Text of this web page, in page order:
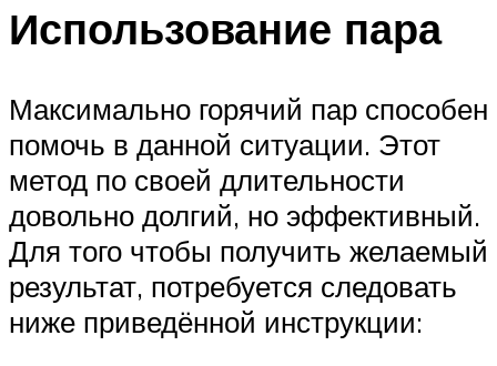
Использование пара
Максимально горячий пар способен
помочь в данной ситуации. Этот
метод по своей длительности
довольно долгий, но эффективный.
Для того чтобы получить желаемый
результат, потребуется следовать
ниже приведённой инструкции: